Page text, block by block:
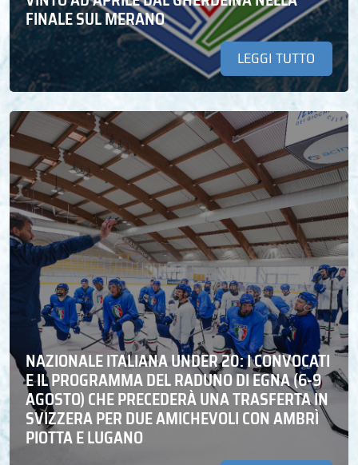
FINALE SUL MERANO
LEGGI TUTTO
NAZIONALE ITALIANA UNDER 20: I CONVOCATI
E IL PROGRAMMA DEL RADUNO DI EGNA (6-9
AGOSTO) CHE PRECEDERÀ UNA TRASFERTA IN
SVIZZERA PER DUE AMICHEVOLI CON AMBRÌ
PIOTTA E LUGANO